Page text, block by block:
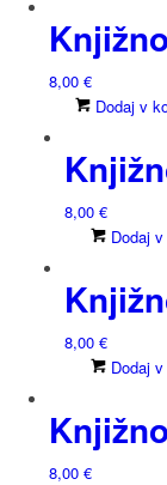
8,00 €
Dodaj v
8,00 €
Dodaj v
8,00 €
Dodaj v
8,00 €